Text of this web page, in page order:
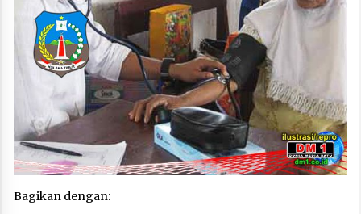
Bagikan dengan: